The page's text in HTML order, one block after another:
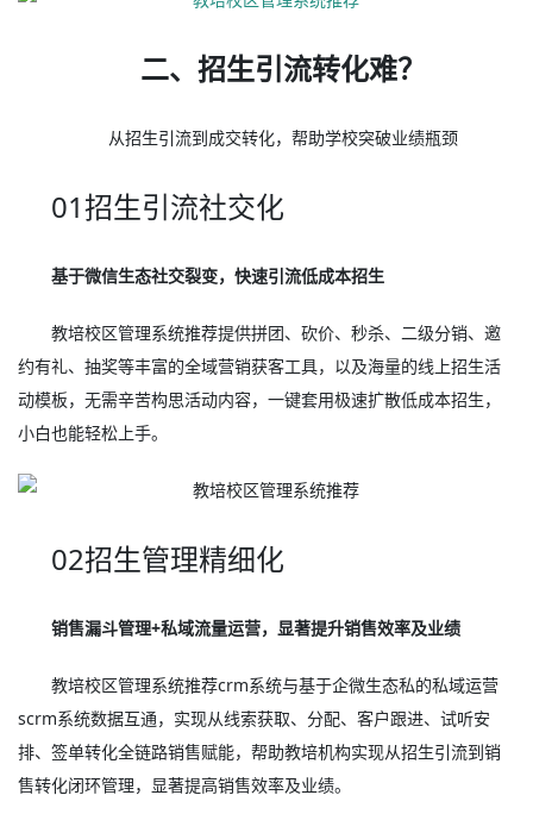
二、招生引流转化难？
从招生引流到成交转化，帮助学校突破业绩瓶颈
01招生引流社交化
基于微信生态社交裂变，快速引流低成本招生
教培校区管理系统推荐提供拼团、砍价、秒杀、二级分销、邀
约有礼、抽奖等丰富的全域营销获客工具，以及海量的线上招生活
动模板，无需辛苦构思活动内容，一键套用极速扩散低成本招生，
小白也能轻松上手。
02招生管理精细化
销售漏斗管理+私域流量运营，显著提升销售效率及业绩
教培校区管理系统推荐crm系统与基于企微生态私的私域运营
scrm系统数据互通，实现从线索获取、分配、客户跟进、试听安
排、签单转化全链路销售赋能，帮助教培机构实现从招生引流到销
售转化闭环管理，显著提高销售效率及业绩。